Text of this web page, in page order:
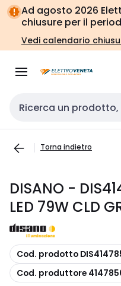
Vai alla
navigazione
Vai
alla
pagina
Ad agosto 2026
chiusure per il
Vedi calendario
Cerca input
Torna indietro
DISANO -
LED 79W CLD
copia
Cod. prodotto
copia
Cod. produttore